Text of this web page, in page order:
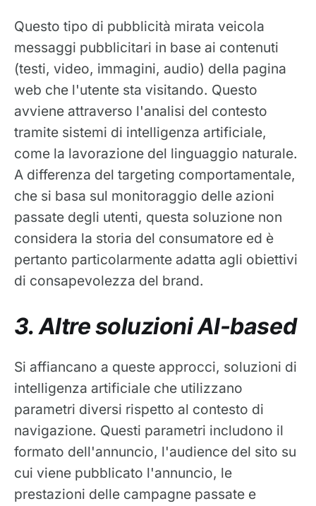
Questo tipo di pubblicità mirata veicola
messaggi pubblicitari in base ai contenuti
(testi, video, immagini, audio) della pagina
web che l'utente sta visitando. Questo
avviene attraverso l'analisi del contesto
tramite sistemi di intelligenza artificiale,
come la lavorazione del linguaggio naturale.
A differenza del targeting comportamentale,
che si basa sul monitoraggio delle azioni
passate degli utenti, questa soluzione non
considera la storia del consumatore ed è
pertanto particolarmente adatta agli obiettivi
di consapevolezza del brand.
3. Altre soluzioni AI-based
Si affiancano a queste approcci, soluzioni di
intelligenza artificiale che utilizzano
parametri diversi rispetto al contesto di
navigazione. Questi parametri includono il
formato dell'annuncio, l'audience del sito su
cui viene pubblicato l'annuncio, le
prestazioni delle campagne passate e